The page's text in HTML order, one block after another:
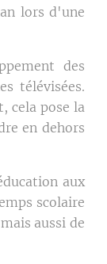
lors d'une
des
télévisées.
cela pose la
en dehors
aux
scolaire
aussi de